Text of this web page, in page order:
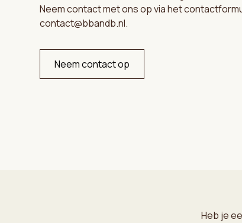
Neem contact met ons op via het
contact@bbandb.nl.
Neem contact op
Heb je